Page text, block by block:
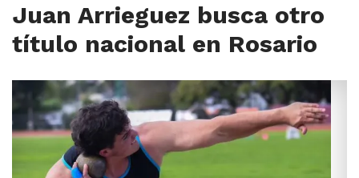
Juan Arrieguez busca otro
título nacional en Rosario